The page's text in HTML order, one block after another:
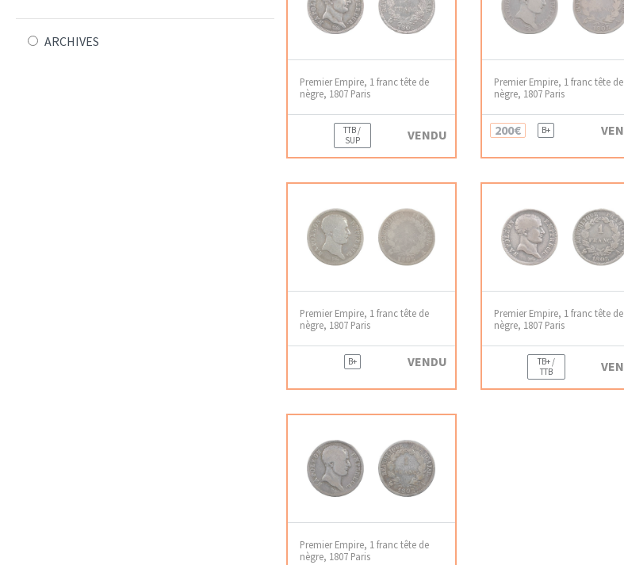
ARCHIVES
Premier Empire, 1 franc tête de
nègre, 1807 Paris
TTB /
SUP
VENDU
Premier Empire, 1 franc tête de
nègre, 1807 Paris
200€ B+
Premier Empire, 1 franc tête de
nègre, 1807 Paris
B+ VENDU
Premier Empire, 1 franc tête de
nègre, 1807 Paris
TB+ /
TTB
Premier Empire, 1 franc tête de
nègre, 1807 Paris